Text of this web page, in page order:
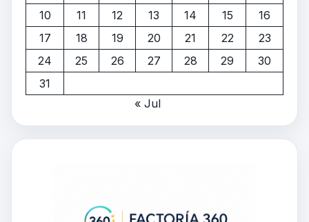
10
11 12 13 14 15
16
17
18 19 20 21 22
23
24
25 26 27 28 29
30
31
« Jul